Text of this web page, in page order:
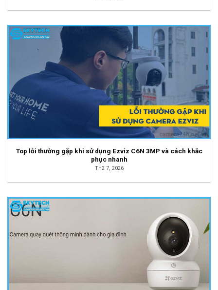
Top lỗi thường gặp khi sử dụng Ezviz C6N 3MP và cách khắc
phục nhanh
Th2 7, 2026